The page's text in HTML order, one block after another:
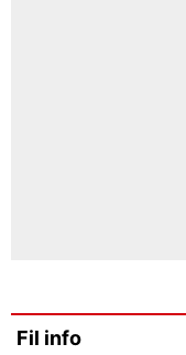
Fil info